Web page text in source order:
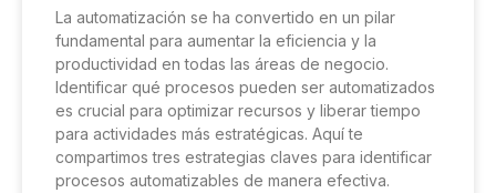
La automatización se ha convertido en un pilar
fundamental para aumentar la eficiencia y la
productividad en todas las áreas de negocio.
Identificar qué procesos pueden ser automatizados
es crucial para optimizar recursos y liberar tiempo
para actividades más estratégicas. Aquí te
compartimos tres estrategias claves para identificar
procesos automatizables de manera efectiva.